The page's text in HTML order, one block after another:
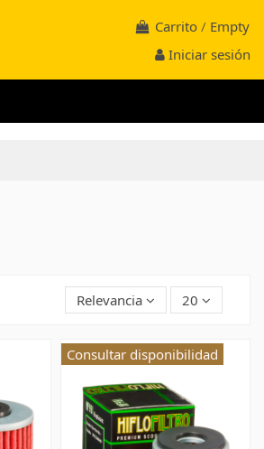
Carrito / Empty
Iniciar sesión
Relevancia 20
Consultar disponibilidad